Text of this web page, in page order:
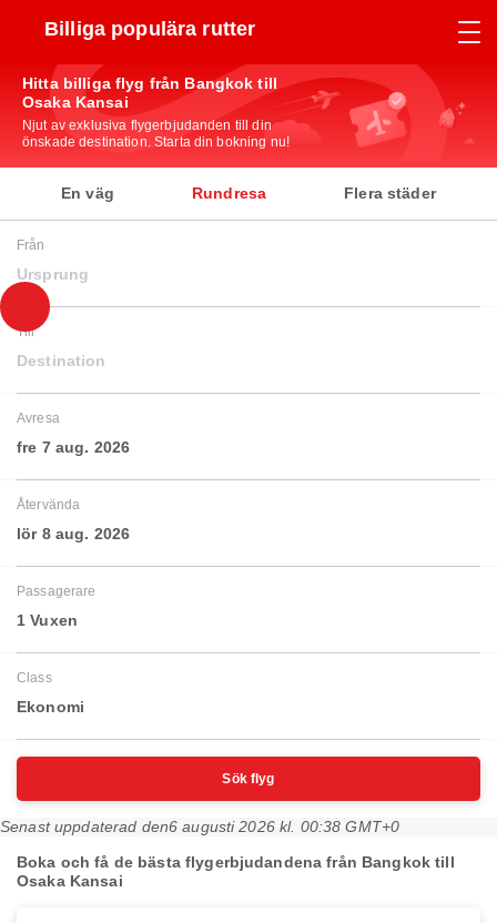
Billiga populära rutter
Hitta billiga flyg från Bangkok till
Osaka Kansai
Njut av exklusiva flygerbjudanden till din
önskade destination. Starta din bokning nu!
En väg Rundresa Flera städer
Från
Ursprung
Till
Destination
Avresa
fre 7 aug. 2026
Återvända
lör 8 aug. 2026
Passagerare
1 Vuxen
Class
Ekonomi
Sök flyg
Senast uppdaterad den6 augusti 2026 kl. 00:38 GMT+0
Boka och få de bästa flygerbjudandena från Bangkok till
Osaka Kansai